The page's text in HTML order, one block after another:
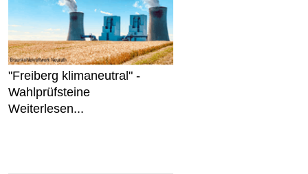
"Freiberg klimaneutral" -
Wahlprüfsteine
Weiterlesen...